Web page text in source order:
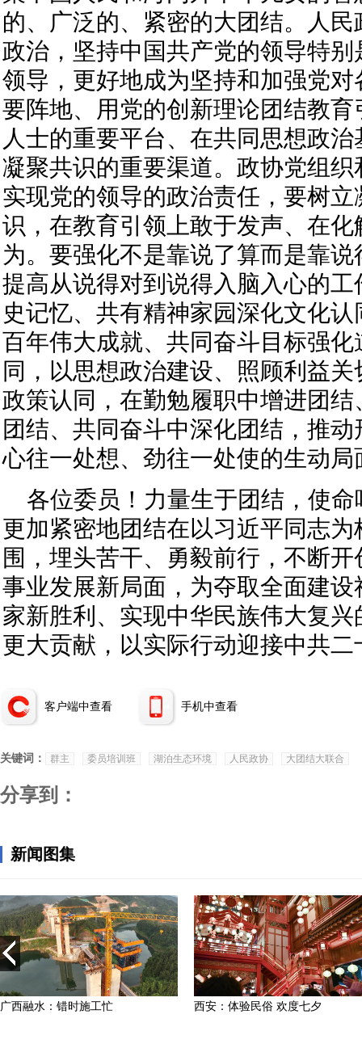
的、广泛的、紧密的大团结。人
政治，坚持中国共产党的领导特
领导，更好地成为坚持和加强党
要阵地、用党的创新理论团结教
人士的重要平台、在共同思想政
凝聚共识的重要渠道。政协党组
实现党的领导的政治责任，要树
识，在教育引领上敢于发声、在
为。要强化不是靠说了算而是靠
提高从说得对到说得入脑入心的
史记忆、共有精神家园深化文化
百年伟大成就、共同奋斗目标强
同，以思想政治建设、照顾利益
政策认同，在勤勉履职中增进团
团结、共同奋斗中深化团结，推
心往一处想、劲往一处使的生动局
各位委员！力量生于团结，使
更加紧密地团结在以习近平同志
围，埋头苦干、勇毅前行，不断
事业发展新局面，为夺取全面建
家新胜利、实现中华民族伟大复
更大贡献，以实际行动迎接中共
客户端中查看 手机中查看
关键词： 群主 委员培训班 湖泊生态环境 人民政协 大团结大联合
分享到：